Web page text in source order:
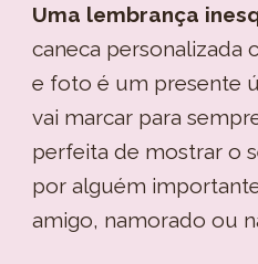
Uma lembrança
caneca personalizada
e foto é um presente
vai marcar para
perfeita de mostrar o
por alguém
amigo, namorado ou